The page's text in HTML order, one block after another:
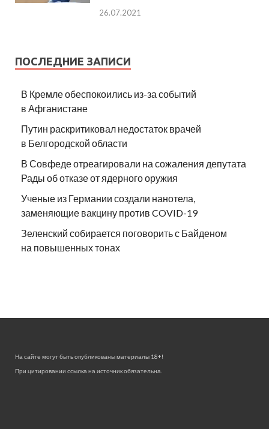
26.07.2021
ПОСЛЕДНИЕ ЗАПИСИ
В Кремле обеспокоились из-за событий
в Афганистане
Путин раскритиковал недостаток врачей
в Белгородской области
В Совфеде отреагировали на сожаления депутата
Рады об отказе от ядерного оружия
Ученые из Германии создали нанотела,
заменяющие вакцину против COVID-19
Зеленский собирается поговорить с Байденом
на повышенных тонах
На сайте могут быть опубликованы материалы 18+!
При цитировании ссылка на источник обязательна.